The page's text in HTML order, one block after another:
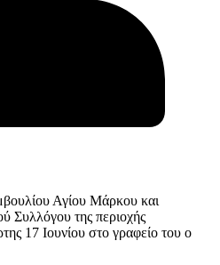
Αγίου Μάρκου και
Συλλόγου της περιοχής
17 Ιουνίου στο γραφείο του ο